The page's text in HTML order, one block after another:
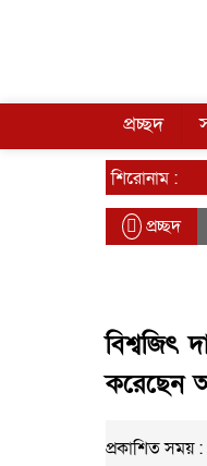
প্রচ্ছদ
শিরোনাম :
প্রচ্ছদ
বিশ্বজিৎ
করেছেন
প্রকাশিত